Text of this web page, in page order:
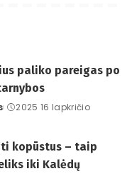
paliko pareigas po
2025 16 lapkričio
kopūstus – taip
iki Kalėdų